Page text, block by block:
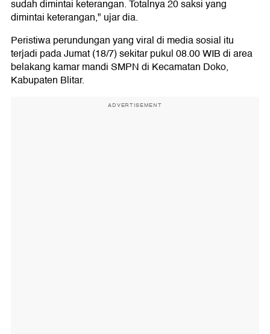
sudah dimintai keterangan. Totalnya 20 saksi yang
dimintai keterangan," ujar dia.
Peristiwa perundungan yang viral di media sosial itu
terjadi pada Jumat (18/7) sekitar pukul 08.00 WIB di area
belakang kamar mandi SMPN di Kecamatan Doko,
Kabupaten Blitar.
ADVERTISEMENT